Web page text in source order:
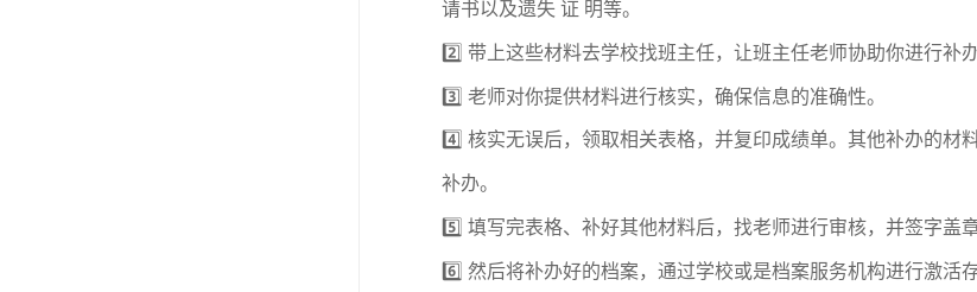
请书以及遗失 证 明等。
2️⃣ 带上这些材料去学校找班主任，让班主任老师协助你进行补办
3️⃣ 老师对你提供材料进行核实，确保信息的准确性。
4️⃣ 核实无误后，领取相关表格，并复印成绩单。其他补办的材
补办。
5️⃣ 填写完表格、补好其他材料后，找老师进行审核，并签字盖
6️⃣ 然后将补办好的档案，通过学校或是档案服务机构进行激活存